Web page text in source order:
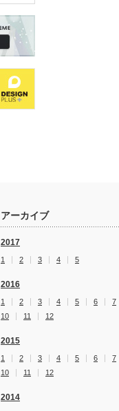
アーカイブ
2017
1 2 3 4 5
2016
1 2 3 4 5 6 7
10
11 12
2015
1 2 3 4 5 6 7
10
11 12
2014